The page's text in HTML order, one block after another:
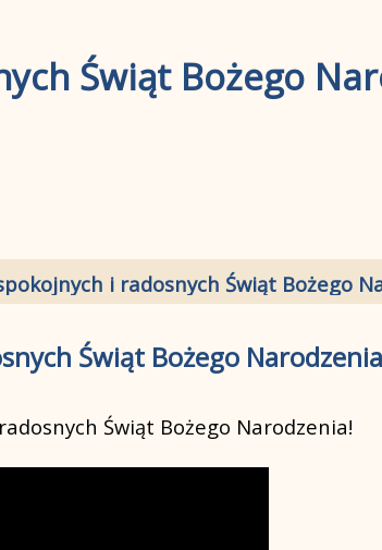
Świąt Bożego
i radosnych Świąt Bożego
Świąt Bożego
Świąt Bożego Narodzenia!